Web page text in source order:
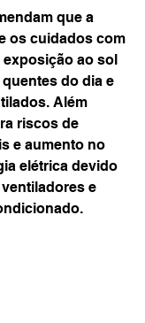
que a
os cuidados com
exposição ao sol
do dia e
Além
riscos de
e aumento no
elétrica devido
e